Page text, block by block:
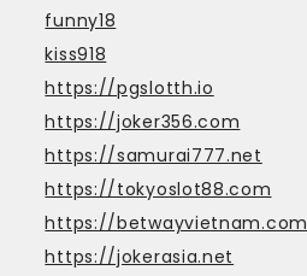
funny18
kiss918
https://pgslotth.io
https://joker356.com
https://samurai777.net
https://tokyoslot88.com
https://betwayvietnam.com
https://jokerasia.net